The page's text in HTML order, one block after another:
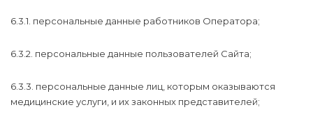
6.3.1. персональные данные работников Оператора;
6.3.2. персональные данные пользователей Сайта;
6.3.3. персональные данные лиц, которым оказываются
медицинские услуги, и их законных представителей;